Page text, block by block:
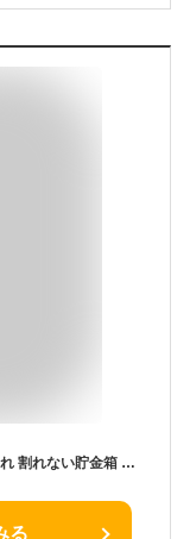
お札 貯金箱 かわいい 1000万円 貯まる おしゃれ 割れない貯金箱 ステンレス 大容量 2つ鍵付き 札 紙幣 円玉 貯金 子供 家庭用 プレゼント (レッド)
る